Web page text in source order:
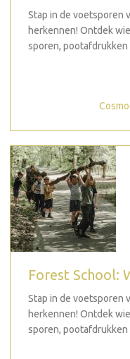
Stap in de voetsporen
herkennen! Ontdek
sporen, pootafdrukken
Forest School:
Stap in de voetsporen
herkennen! Ontdek
sporen, pootafdrukken